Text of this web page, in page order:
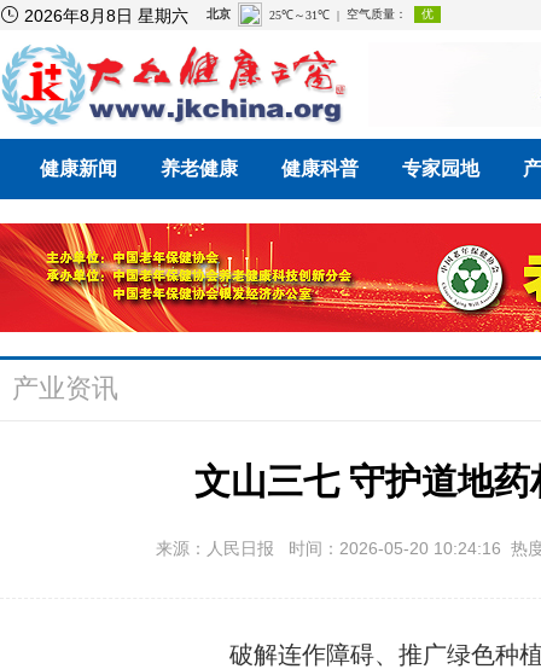
 2026年8月8日 星期六
健康新闻 养老健康 健康科普 专家园地
产业资讯
文山三七 守护道地
来源：人民日报 时间：2026-05-20 10:24:16 热
破解连作障碍、推广绿色种